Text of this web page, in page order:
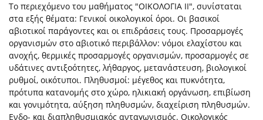
Το περιεχόμενο του μαθήματος "ΟΙΚΟΛΟΓΙΑ ΙΙ", συνίσταται
στα εξής θέματα: Γενικοί οικολογικοί όροι. Οι βασικοί
αβιοτικοί παράγοντες και οι επιδράσεις τους. Προσαρμογές
οργανισμών στο αβιοτικό περιβάλλον: νόμοι ελαχίστου και
ανοχής, θερμικές προσαρμογές οργανισμών, προσαρμογές σε
υδάτινες αντιξοότητες, λήθαργος, μετανάστευση, βιολογικοί
ρυθμοί, οικότυποι. Πληθυσμοί: μέγεθος και πυκνότητα,
πρότυπα κατανομής στο χώρο, ηλικιακή οργάνωση, επιβίωση
και γονιμότητα, αύξηση πληθυσμών, διαχείριση πληθυσμών.
Ενδο- και διαπληθυσμιακός ανταγωνισμός. Οικολογικός